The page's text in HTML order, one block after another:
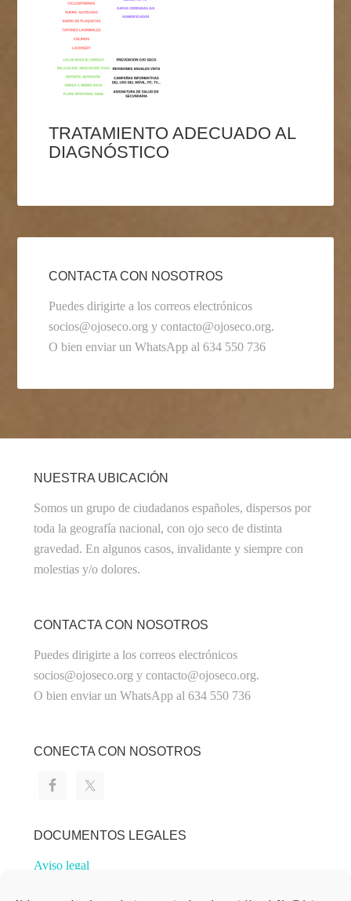
TRATAMIENTO ADECUADO AL
DIAGNÓSTICO
CONTACTA CON NOSOTROS
Puedes dirigirte a los correos electrónicos
socios@ojoseco.org y contacto@ojoseco.org.
O bien enviar un WhatsApp al 634 550 736
NUESTRA UBICACIÓN
Somos un grupo de ciudadanos españoles, dispersos por
toda la geografía nacional, con ojo seco de distinta
gravedad. En algunos casos, invalidante y siempre con
molestias y/o dolores.
CONTACTA CON NOSOTROS
Puedes dirigirte a los correos electrónicos
socios@ojoseco.org y contacto@ojoseco.org.
O bien enviar un WhatsApp al 634 550 736
CONECTA CON NOSOTROS
DOCUMENTOS LEGALES
Aviso legal